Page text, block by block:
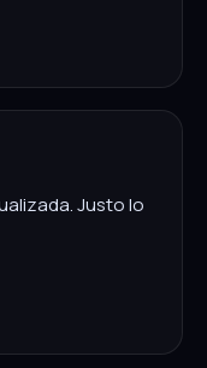
Justo lo